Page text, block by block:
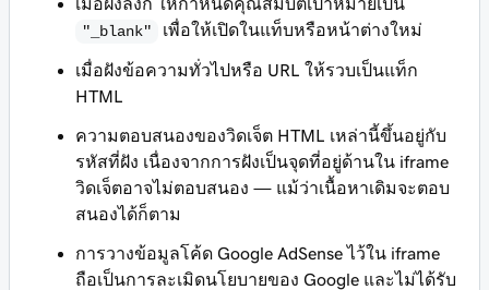
"_blank"
เพื่อให้เปิดในแท็บหรือหน้าต่างใหม่
เมื่อฝังข้อความทั่วไปหรือ URL ให้รวบเป็นแท็ก
HTML
ความตอบสนองของวิดเจ็ต HTML เหล่านี้ขึ้นอยู่กับ
รหัสที่ฝัง เนื่องจากการฝังเป็นจุดที่อยู่ด้านใน iframe
วิดเจ็ตอาจไม่ตอบสนอง — แม้ว่าเนื้อหาเดิมจะตอบ
สนองได้ก็ตาม
การวางข้อมูลโค้ด Google AdSense ไว้ใน iframe
ถือเป็นการละเมิดนโยบายของ Google และไม่ได้รับ